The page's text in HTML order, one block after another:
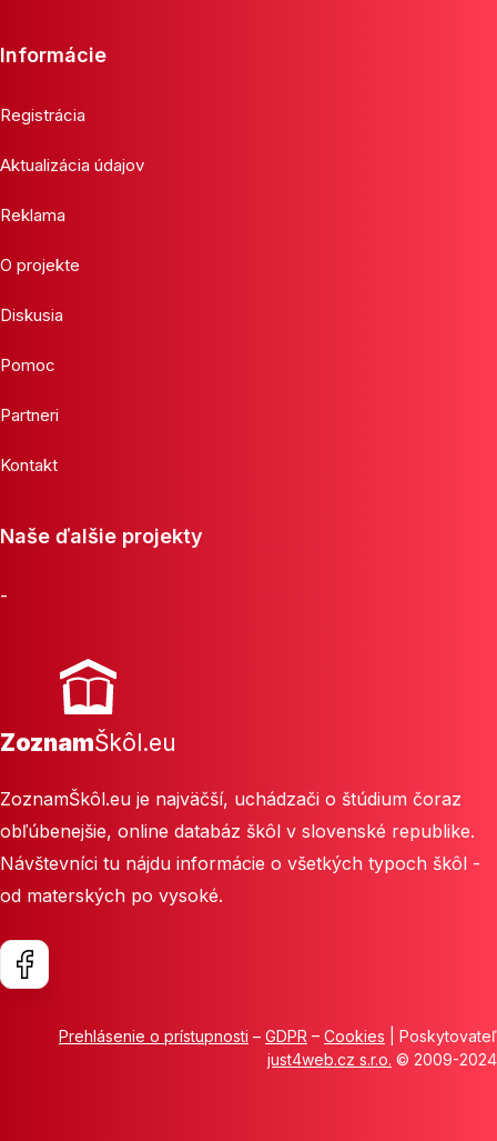
Informácie
Registrácia
Aktualizácia údajov
Reklama
O projekte
Diskusia
Pomoc
Partneri
Kontakt
Naše ďalšie projekty
-
ZoznamŠkôl.eu
ZoznamŠkôl.eu je najväčší, uchádzači o štúdium čoraz
obľúbenejšie, online databáz škôl v slovenské republike.
Návštevníci tu nájdu informácie o všetkých typoch škôl -
od materských po vysoké.
Prehlásenie o prístupnosti – GDPR – Cookies | Poskytovateľ
just4web.cz s.r.o. © 2009-2024